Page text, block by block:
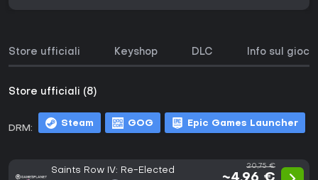
Store ufficiali Keyshop DLC Info sul gioco
Store ufficiali (8)
DRM: Steam GOG Epic Games Launcher
Saints Row IV: Re-Elected 20,75 €